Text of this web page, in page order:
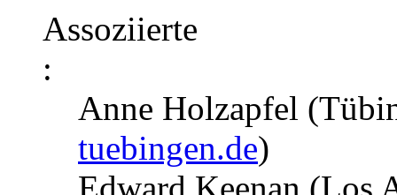
Assoziierte
:
Anne Holzapfel
tuebingen.de)